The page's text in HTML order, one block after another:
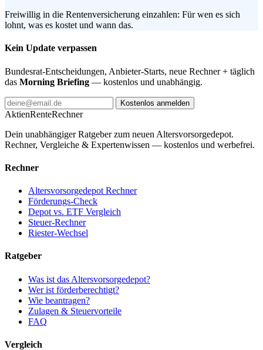
Freiwillig in die Rentenversicherung einzahlen: Für wen es sich
lohnt, was es kostet und wann das.
Kein Update verpassen
Bundesrat-Entscheidungen, Anbieter-Starts, neue Rechner + täglich
das Morning Briefing — kostenlos und unabhängig.
Kostenlos anmelden
AktienRenteRechner
Dein unabhängiger Ratgeber zum neuen Altersvorsorgedepot.
Rechner, Vergleiche & Expertenwissen — kostenlos und werbefrei.
Rechner
Altersvorsorgedepot Rechner
Förderungs-Check
Depot vs. ETF Vergleich
Steuer-Rechner
Riester-Wechsel
Ratgeber
Was ist das Altersvorsorgedepot?
Wer ist förderberechtigt?
Wie beantragen?
Zulagen & Steuervorteile
FAQ
Vergleich